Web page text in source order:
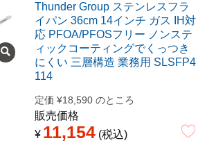
Thunder Group ステンレスフラ
イパン 36cm 14インチ ガス IH対
応 PFOA/PFOSフリー ノンステ
ィックコーティングでくっつき
にくい 三層構造 業務用 SLSFP4
114
定価 ¥18,590 のところ
販売価格
¥ 11,154 税込